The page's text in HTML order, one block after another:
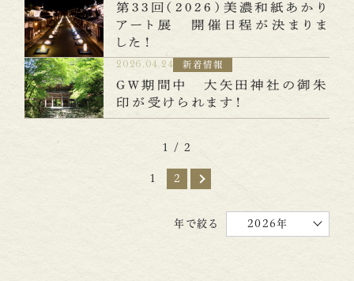
第33回（2026）美濃和紙あかり
アート展 開催日程が決まりま
した！
2026.04.24 新着情報
GW期間中 大矢田神社の御朱
印が受けられます！
1 / 2
1 2
年で絞る 2026年